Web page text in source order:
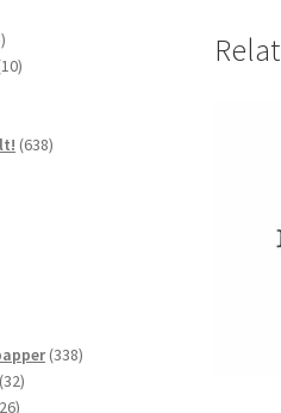
5
produkter
1010
638638
338338
3232
2626